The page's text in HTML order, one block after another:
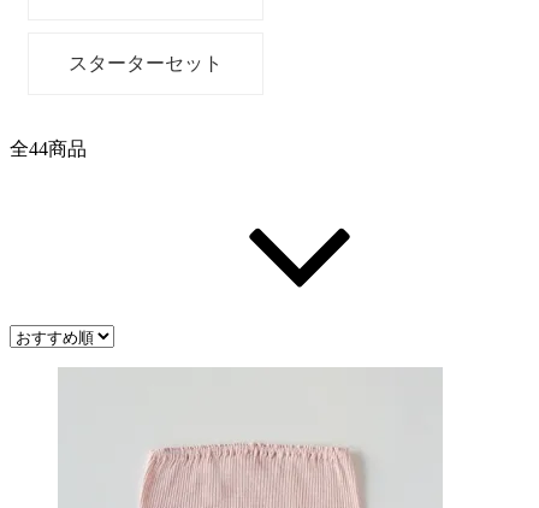
スターターセット
全44商品